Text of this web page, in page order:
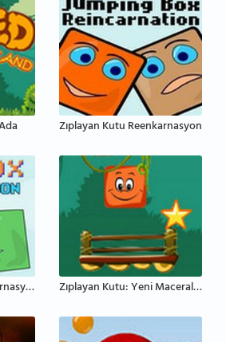
Zıplayan Kutu Reenkarnasyon
Zıplayan Kutu: Reenkarnasyon 2 Zıplayan Kutu: Yeni Maceralar